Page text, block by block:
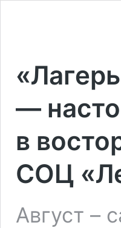
—
в
СОЦ
Август –